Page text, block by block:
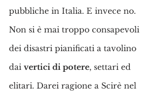
pubbliche in Italia. E invece no.
Non si è mai troppo consapevoli
dei disastri pianificati a tavolino
dai vertici di potere, settari ed
elitari. Darei ragione a Scirè nel